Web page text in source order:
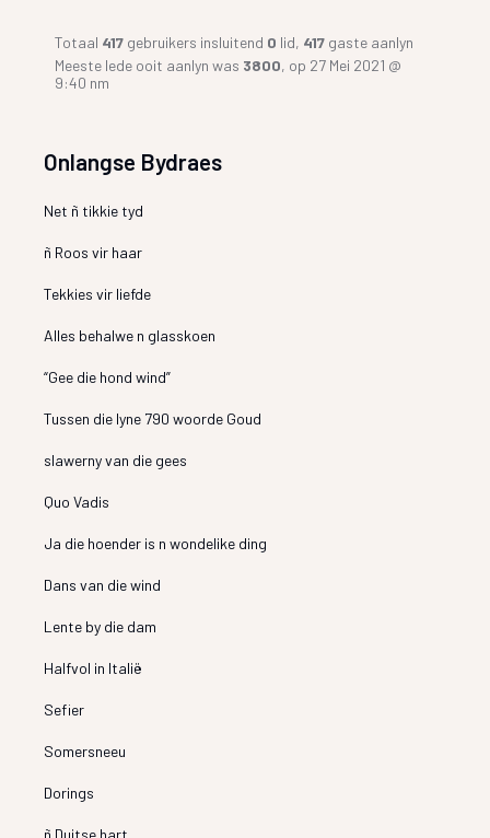
Totaal 417 gebruikers insluitend 0 lid, 417 gaste aanlyn
Meeste lede ooit aanlyn was 3800, op 27 Mei 2021 @
9:40 nm
Onlangse Bydraes
Net ñ tikkie tyd
ñ Roos vir haar
Tekkies vir liefde
Alles behalwe n glasskoen
“Gee die hond wind”
Tussen die lyne 790 woorde Goud
slawerny van die gees
Quo Vadis
Ja die hoender is n wondelike ding
Dans van die wind
Lente by die dam
Halfvol in Italië
Sefier
Somersneeu
Dorings
ñ Duitse hart